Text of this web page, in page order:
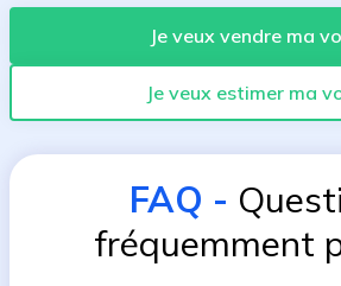
Je veux vendre ma
Je veux estimer ma
FAQ -
fréquemment